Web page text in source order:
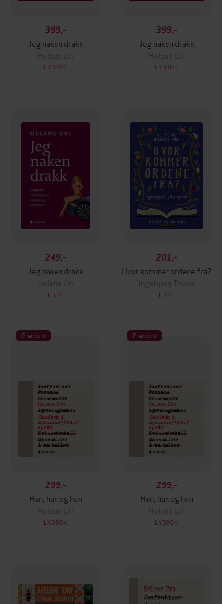
399,-
Jeg naken drakk
Helene Uri
LYDBOK
399,-
Jeg naken drakk
Helene Uri
LYDBOK
249,-
Jeg naken drakk
Helene Uri
EBOK
201,-
Hvor kommer ordene fra?
Ingebjørg Tonne
EBOK
Premium
299,-
Han, hun og hen
Helene Uri
LYDBOK
Premium
299,-
Han, hun og hen
Helene Uri
LYDBOK